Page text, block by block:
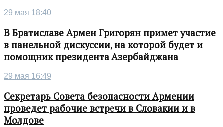
29 мая 18:40
В Братиславе Армен Григорян примет участие
в панельной дискуссии, на которой будет и
помощник президента Азербайджана
29 мая 16:49
Секретарь Совета безопасности Армении
проведет рабочие встречи в Словакии и в
Молдове